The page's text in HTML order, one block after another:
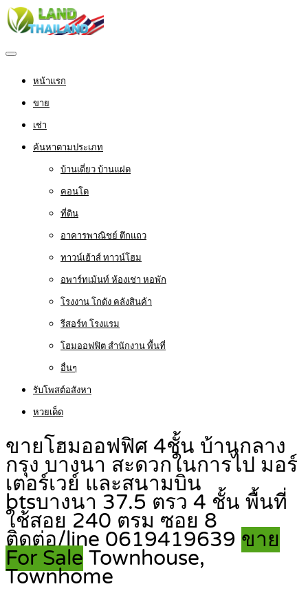
หน้าแรก
ขาย
เช่า
ค้นหาตามประเภท
บ้านเดี่ยว บ้านแฝด
คอนโด
ที่ดิน
อาคารพาณิชย์ ตึกแถว
ทาวน์เฮ้าส์ ทาวน์โฮม
อพาร์ทเม้นท์ ห้องเช่า หอพัก
โรงงาน โกดัง คลังสินค้า
รีสอร์ท โรงแรม
โฮมออฟฟิต สำนักงาน พื้นที่
อื่นๆ
รับโพสต์อสังหา
หวยเด็ด
ขายโฮมออฟฟิศ 4ชั้น บ้านกลาง
กรุง บางนา สะดวกในการไป มอร์
เตอร์เวย์ และสนามบิน
btsบางนา 37.5 ตรว 4 ชั้น พื้นที่
ใช้สอย 240 ตรม ซอย 8
ติดต่อ/line 0619419639 ขาย
For Sale Townhouse,
Townhome